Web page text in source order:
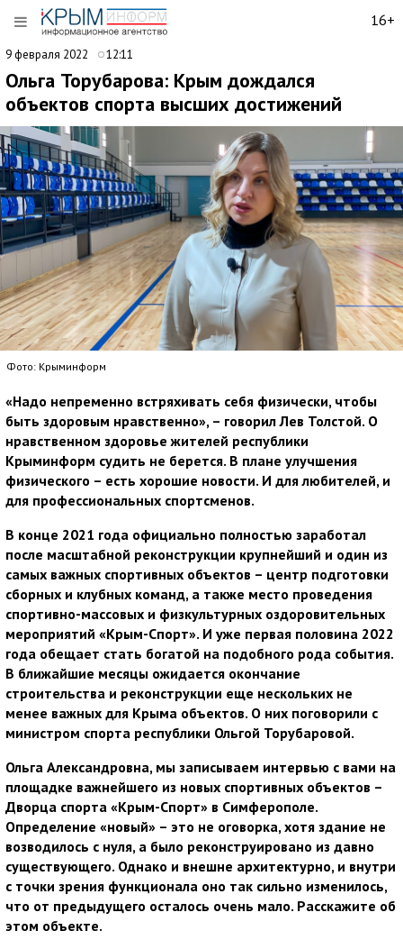
16+
9 февраля 2022 12:11
Ольга Торубарова: Крым дождался
объектов спорта высших достижений
Фото: Крыминформ
«Надо непременно встряхивать себя физически, чтобы
быть здоровым нравственно», – говорил Лев Толстой. О
нравственном здоровье жителей республики
Крыминформ судить не берется. В плане улучшения
физического – есть хорошие новости. И для любителей, и
для профессиональных спортсменов.
В конце 2021 года официально полностью заработал
после масштабной реконструкции крупнейший и один из
самых важных спортивных объектов – центр подготовки
сборных и клубных команд, а также место проведения
спортивно-массовых и физкультурных оздоровительных
мероприятий «Крым-Спорт». И уже первая половина 2022
года обещает стать богатой на подобного рода события.
В ближайшие месяцы ожидается окончание
строительства и реконструкции еще нескольких не
менее важных для Крыма объектов. О них поговорили с
министром спорта республики Ольгой Торубаровой.
Ольга Александровна, мы записываем интервью с вами на
площадке важнейшего из новых спортивных объектов –
Дворца спорта «Крым-Спорт» в Симферополе.
Определение «новый» – это не оговорка, хотя здание не
возводилось с нуля, а было реконструировано из давно
существующего. Однако и внешне архитектурно, и внутри
с точки зрения функционала оно так сильно изменилось,
что от предыдущего осталось очень мало. Расскажите об
этом объекте.